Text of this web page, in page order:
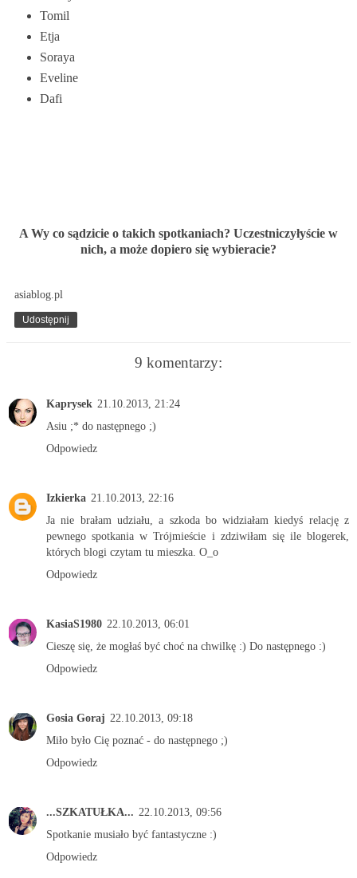
Tomil
Etja
Soraya
Eveline
Dafi
A Wy co sądzicie o takich spotkaniach? Uczestniczyłyście w
nich, a może dopiero się wybieracie?
asiablog.pl
Udostępnij
9 komentarzy:
Kaprysek 21.10.2013, 21:24
Asiu ;* do następnego ;)
Odpowiedz
Izkierka 21.10.2013, 22:16
Ja nie brałam udziału, a szkoda bo widziałam kiedyś relację z
pewnego spotkania w Trójmieście i zdziwiłam się ile blogerek,
których blogi czytam tu mieszka. O_o
Odpowiedz
KasiaS1980 22.10.2013, 06:01
Cieszę się, że mogłaś być choć na chwilkę :) Do następnego :)
Odpowiedz
Gosia Goraj 22.10.2013, 09:18
Miło było Cię poznać - do następnego ;)
Odpowiedz
...SZKATUŁKA... 22.10.2013, 09:56
Spotkanie musiało być fantastyczne :)
Odpowiedz